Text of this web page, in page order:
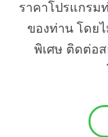
ราคาโปรแกรม
ของท่าน โดย
พิเศษ ติดต่อ